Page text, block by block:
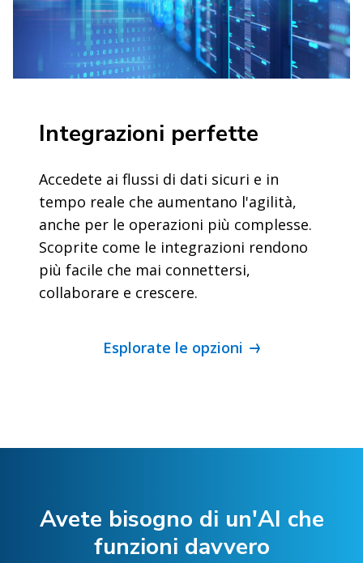
Integrazioni perfette
Accedete ai flussi di dati sicuri e in
tempo reale che aumentano l'agilità,
anche per le operazioni più complesse.
Scoprite come le integrazioni rendono
più facile che mai connettersi,
collaborare e crescere.
Esplorate le opzioni
Avete bisogno di un'AI che
funzioni davvero